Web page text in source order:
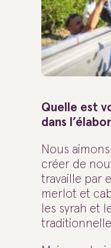
Quelle est
dans
Nous
créer de
travaille par
merlot et
les syrah et